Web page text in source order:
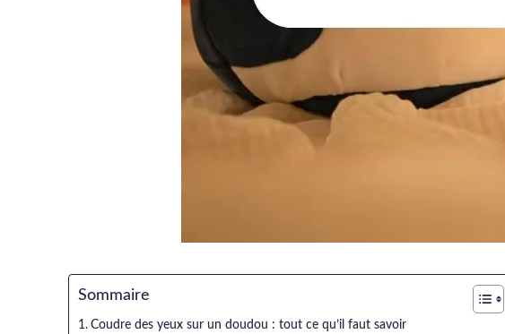
Sommaire
Coudre des yeux sur un doudou : tout ce qu’il faut savoir